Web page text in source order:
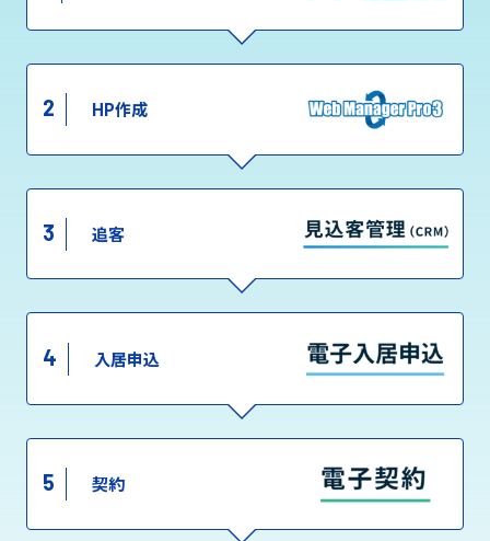
2 HP作成
3 追客
4 入居申込
5 契約